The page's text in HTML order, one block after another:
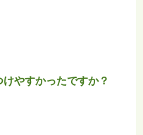
やすかったですか？